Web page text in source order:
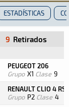
TIENDA
ARCHIVO
ESTADÍSTICAS
9 Retirados
PEUGEOT 206
Grupo X1 Clase 9
RENAULT CLIO 4 RS
Grupo P2 Clase 4